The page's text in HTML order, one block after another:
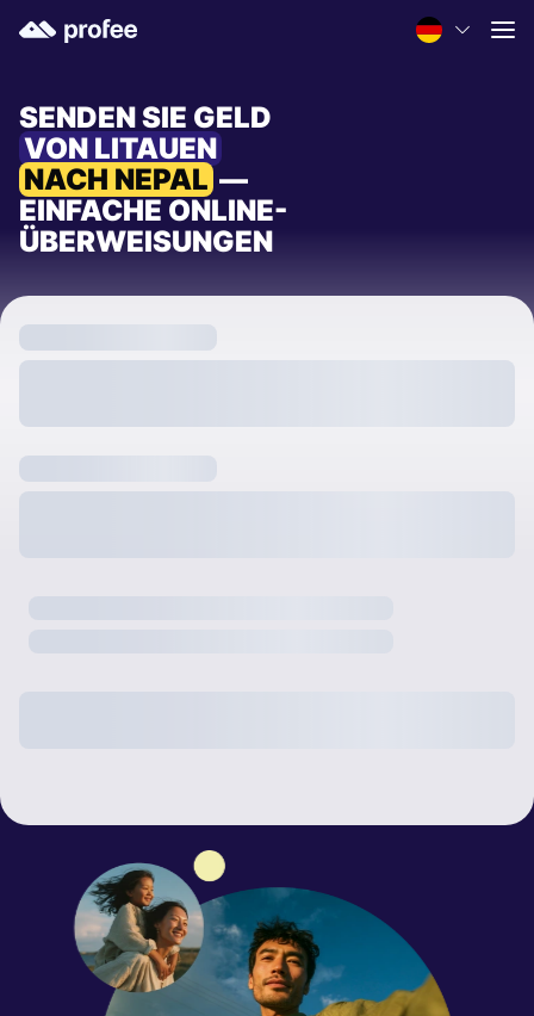
SENDEN SIE GELD
VON LITAUEN
NACH NEPAL —
EINFACHE ONLINE-
ÜBERWEISUNGEN